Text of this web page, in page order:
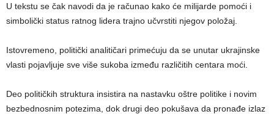
U tekstu se čak navodi da je računao kako će milijarde pomoći i
simbolički status ratnog lidera trajno učvrstiti njegov položaj.
Istovremeno, politički analitičari primećuju da se unutar ukrajinske
vlasti pojavljuje sve više sukoba između različitih centara moći.
Deo političkih struktura insistira na nastavku oštre politike i novim
bezbednosnim potezima, dok drugi deo pokušava da pronađe izlaz